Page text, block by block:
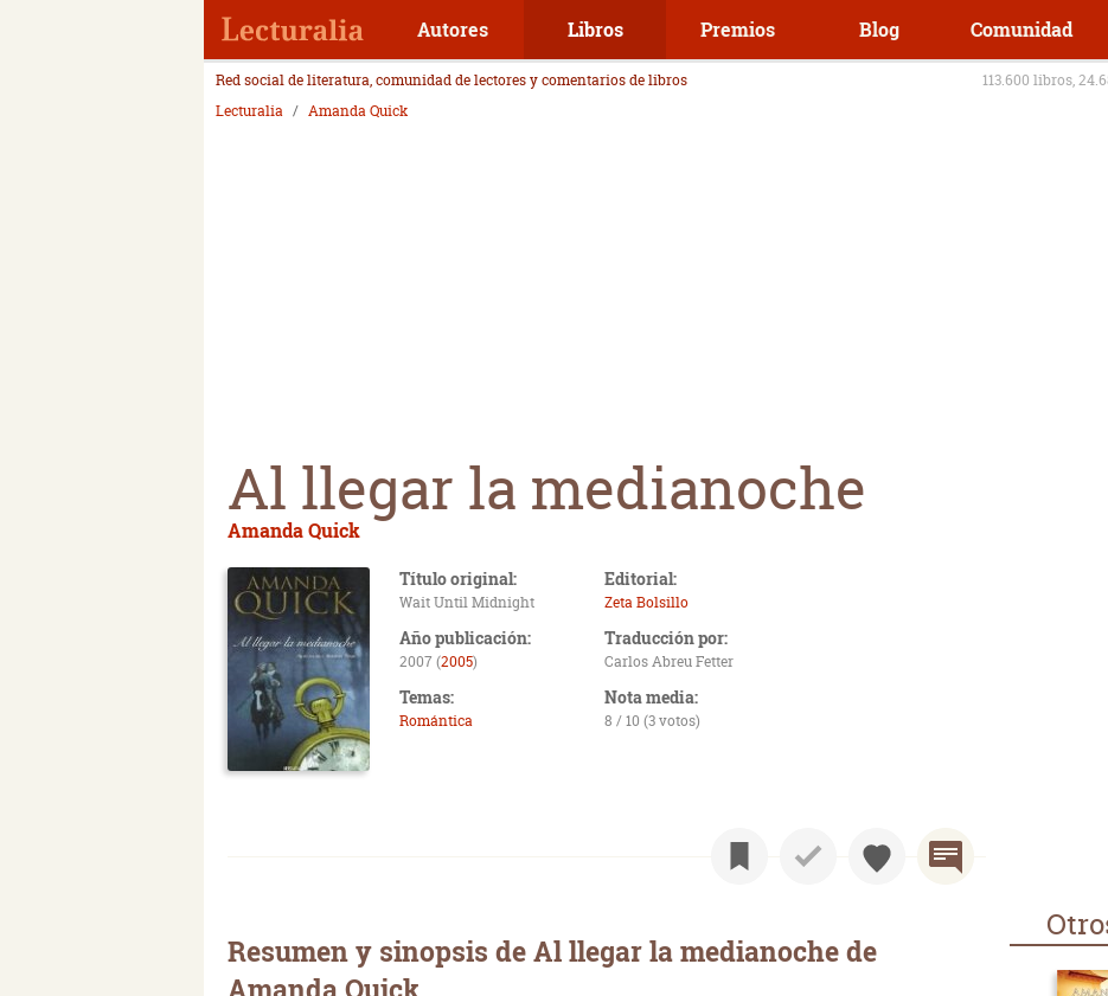
Autores Libros Premios Blog Comunidad
Red social de literatura, comunidad de lectores y comentarios de libros
113.600 libros,
Lecturalia
Amanda Quick
Al llegar la medianoche
Amanda Quick
Título original:
Wait Until Midnight
Editorial:
Zeta Bolsillo
Año publicación:
2007 (2005)
Traducción por:
Carlos Abreu Fetter
Temas:
Romántica
Nota media:
8 / 10 (3 votos)
Resumen y sinopsis de Al llegar la medianoche de
Amanda Quick